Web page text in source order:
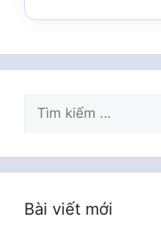
Tìm
Bài viết mới